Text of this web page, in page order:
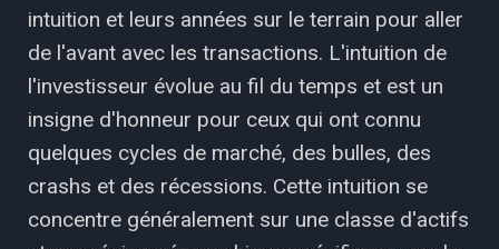
intuition et leurs années sur le terrain pour aller
de l'avant avec les transactions. L'intuition de
l'investisseur évolue au fil du temps et est un
insigne d'honneur pour ceux qui ont connu
quelques cycles de marché, des bulles, des
crashs et des récessions. Cette intuition se
concentre généralement sur une classe d'actifs